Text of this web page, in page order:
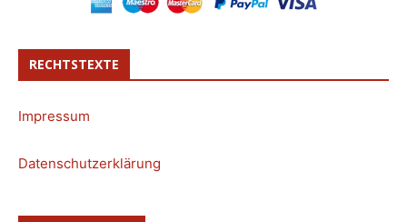
RECHTSTEXTE
Impressum
Datenschutzerklärung